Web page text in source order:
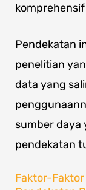
Pendekatan
penelitian
data yang
sumber daya
pendekatan
Faktor-